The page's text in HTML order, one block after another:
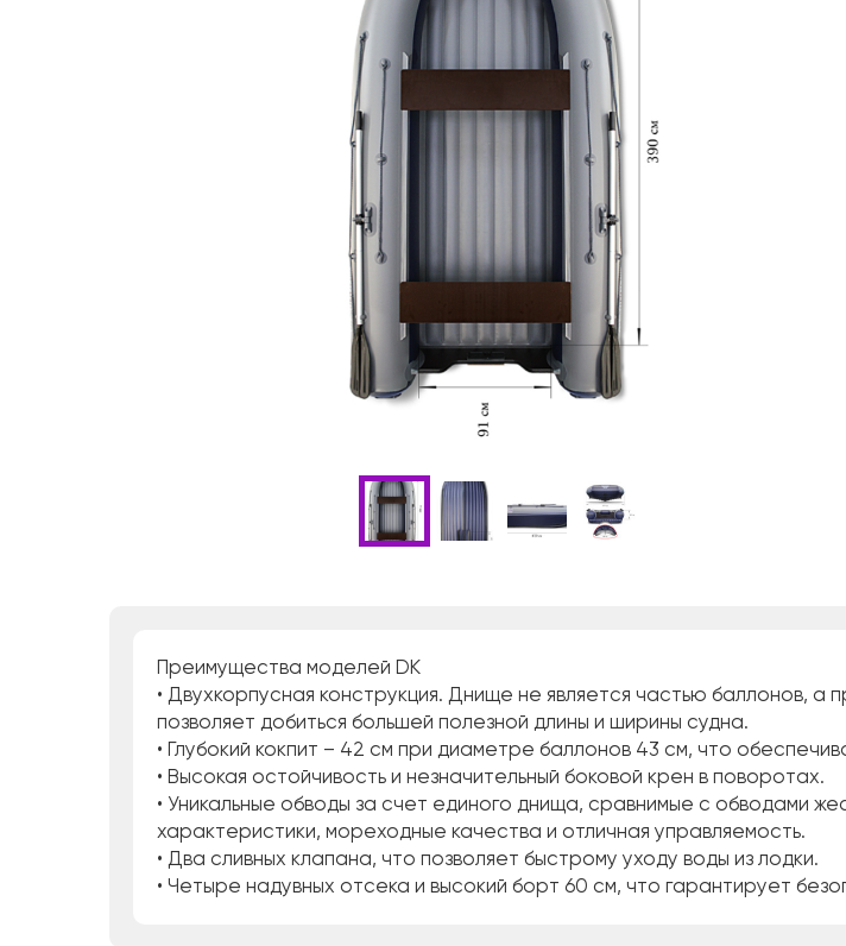
Преимущества моделей DK
• Двухкорпусная конструкция. Днище не является частью баллонов,
позволяет добиться большей полезной длины и ширины судна.
• Глубокий кокпит – 42 см при диаметре баллонов 43 см, что
• Высокая остойчивость и незначительный боковой крен в поворотах.
• Уникальные обводы за счет единого днища, сравнимые с обводами
характеристики, мореходные качества и отличная управляемость.
• Два сливных клапана, что позволяет быстрому уходу воды из лодки.
• Четыре надувных отсека и высокий борт 60 см, что гарантирует